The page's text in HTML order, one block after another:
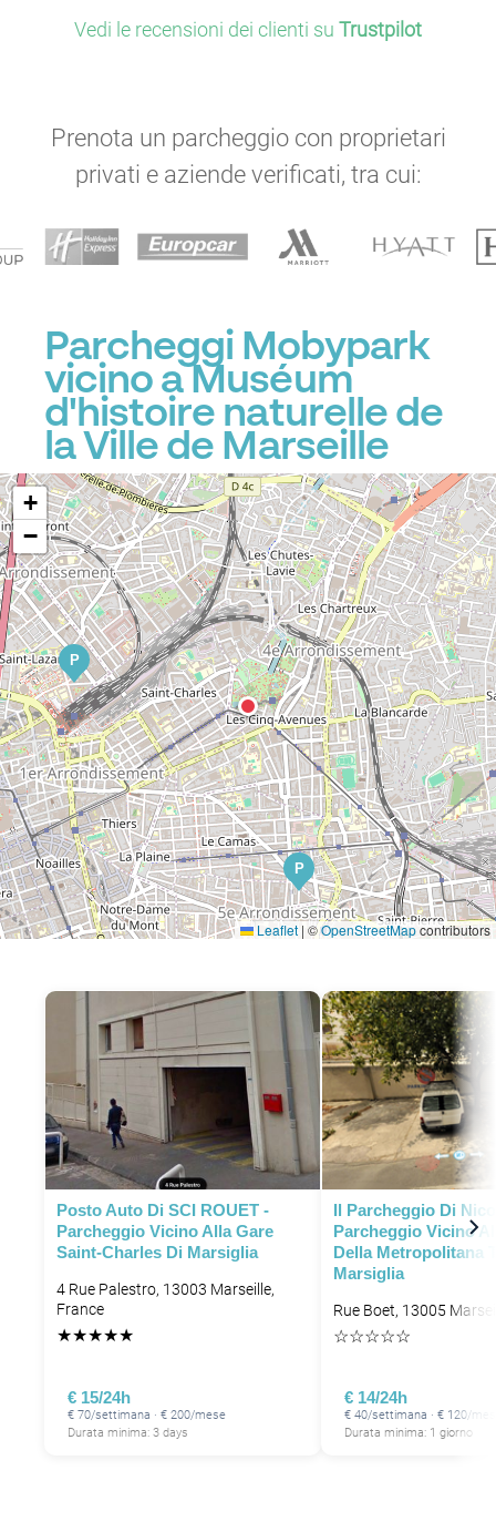
Vedi le recensioni dei clienti su Trustpilot
Prenota un parcheggio con proprietari
privati e aziende verificati, tra cui:
Parcheggi Mobypark
vicino a Muséum
d'histoire naturelle de
la Ville de Marseille
P
P
+
−
Leaflet | ©OpenStreetMapcontributors
Posto Auto Di SCI ROUET -
Parcheggio Vicino Alla Gare
Saint-Charles Di Marsiglia
4 Rue Palestro, 13003 Marseille,
France
★★★★★
€ 15/24h
€ 70/settimana · € 200/mese
Durata minima: 3 days
Il Parcheggio Di
Parcheggio Vicino
Della Metropolitana
Marsiglia
Rue Boet, 13005
☆☆☆☆☆
€ 14/24h
€ 40/settimana · € 120/
Durata minima: 1 giorno